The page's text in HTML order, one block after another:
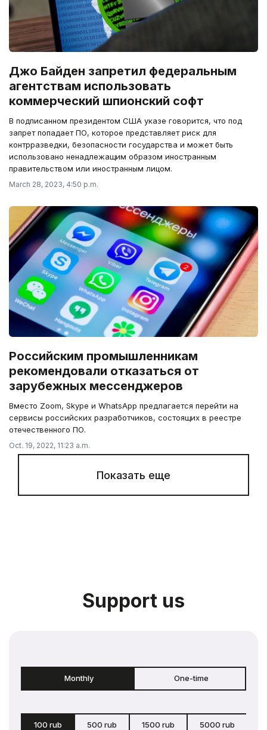
Джо Байден запретил федеральным
агентствам использовать
коммерческий шпионский софт
В подписанном президентом США указе говорится, что под
запрет попадает ПО, которое представляет риск для
контрразведки, безопасности государства и может быть
использовано ненадлежащим образом иностранным
правительством или иностранным лицом.
March 28, 2023, 4:50 p.m.
Российским промышленникам
рекомендовали отказаться от
зарубежных мессенджеров
Вместо Zoom, Skype и WhatsApp предлагается перейти на
сервисы российских разработчиков, состоящих в реестре
отечественного ПО.
Oct. 19, 2022, 11:23 a.m.
Показать еще
Support us
Monthly One-time
100 rub 500 rub 1500 rub 5000 rub